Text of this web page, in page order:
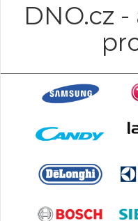
DNO.cz